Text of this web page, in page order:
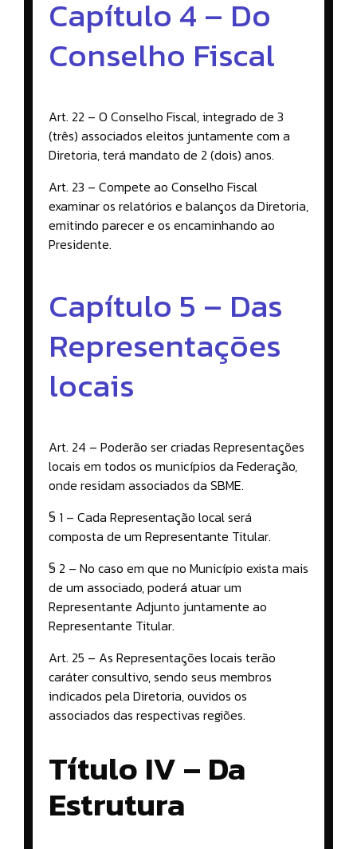
Capítulo 4 – Do
Conselho Fiscal
Art. 22 – O Conselho Fiscal, integrado de 3
(três) associados eleitos juntamente com a
Diretoria, terá mandato de 2 (dois) anos.
Art. 23 – Compete ao Conselho Fiscal
examinar os relatórios e balanços da Diretoria,
emitindo parecer e os encaminhando ao
Presidente.
Capítulo 5 – Das
Representações
locais
Art. 24 – Poderão ser criadas Representações
locais em todos os municípios da Federação,
onde residam associados da SBME.
§ 1 – Cada Representação local será
composta de um Representante Titular.
§ 2 – No caso em que no Município exista mais
de um associado, poderá atuar um
Representante Adjunto juntamente ao
Representante Titular.
Art. 25 – As Representações locais terão
caráter consultivo, sendo seus membros
indicados pela Diretoria, ouvidos os
associados das respectivas regiões.
Título IV – Da
Estrutura